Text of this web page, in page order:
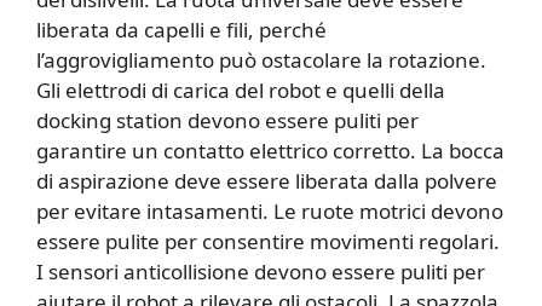
liberata da capelli e fili, perché
l’aggrovigliamento può ostacolare la rotazione.
Gli elettrodi di carica del robot e quelli della
docking station devono essere puliti per
garantire un contatto elettrico corretto. La bocca
di aspirazione deve essere liberata dalla polvere
per evitare intasamenti. Le ruote motrici devono
essere pulite per consentire movimenti regolari.
I sensori anticollisione devono essere puliti per